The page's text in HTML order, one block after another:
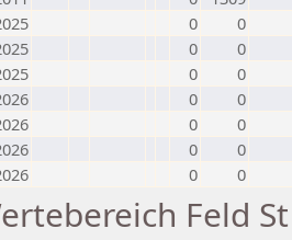
0
0
0
0
0
0
0
0
0
0
0
0
0 0
Feld